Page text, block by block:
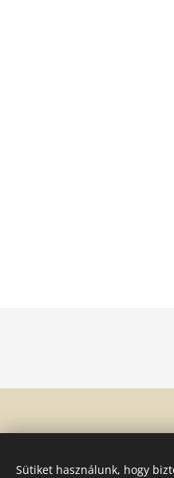
Sütiket használunk, hogy